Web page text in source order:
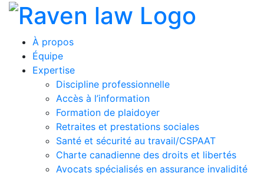
À propos
Équipe
Expertise
Discipline professionnelle
Accès à l’information
Formation de plaidoyer
Retraites et prestations sociales
Santé et sécurité au travail/CSPAAT
Charte canadienne des droits et libertés
Avocats spécialisés en assurance invalidité